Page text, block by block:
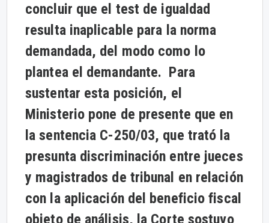
concluir que el test de igualdad
resulta inaplicable para la norma
demandada, del modo como lo
plantea el demandante. Para
sustentar esta posición, el
Ministerio pone de presente que en
la sentencia C-250/03, que trató la
presunta discriminación entre jueces
y magistrados de tribunal en relación
con la aplicación del beneficio fiscal
objeto de análisis, la Corte sostuvo